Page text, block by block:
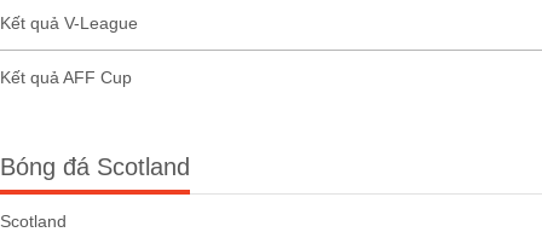
Kết quả V-League
Kết quả AFF Cup
Bóng đá Scotland
Scotland